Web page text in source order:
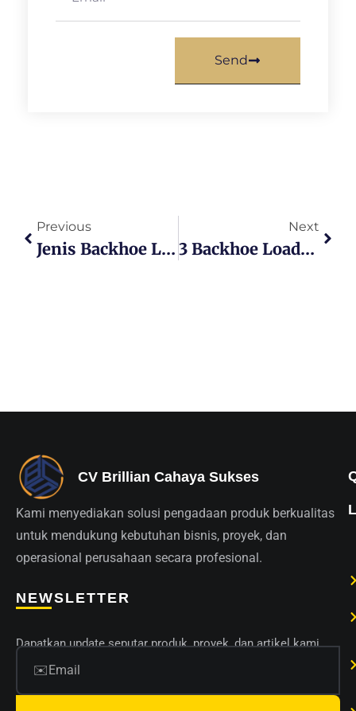
Send
Previous
Jenis Backhoe Loader Untuk Kebutuhan Proyek Konstruksi
Next
3 Backhoe Loader Terbaik Untuk Konstruksi
CV Brillian Cahaya Sukses
Kami menyediakan solusi pengadaan produk berkualitas
untuk mendukung kebutuhan bisnis, proyek, dan
operasional perusahaan secara profesional.
NEWSLETTER
Dapatkan update seputar produk, proyek, dan artikel kami.